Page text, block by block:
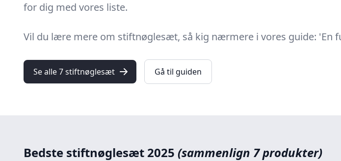
for dig med vores liste.
Vil du lære mere om stiftnøglesæt, så kig nærmere i vores guide:
Se alle 7 stiftnøglesæt Gå til guiden
Bedste stiftnøglesæt 2025 (sammenlign 7 produkter)